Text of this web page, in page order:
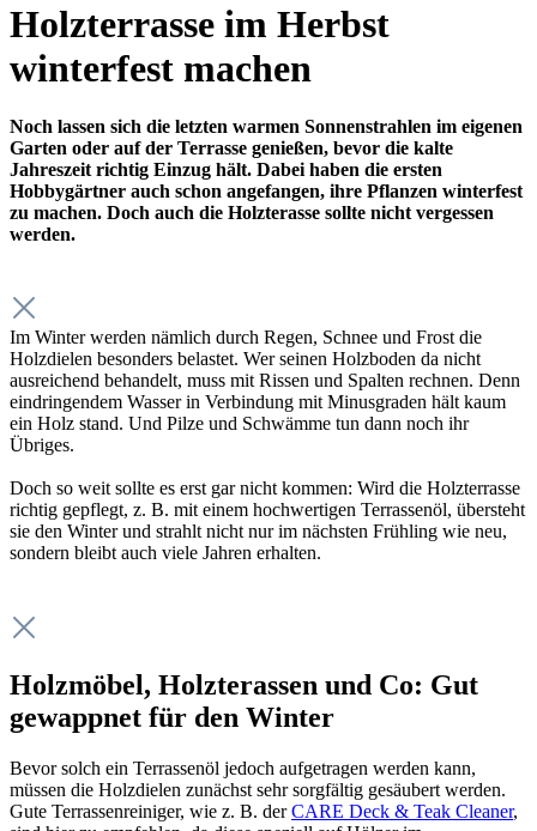
Holzterrasse im Herbst
winterfest machen
Noch lassen sich die letzten warmen Sonnenstrahlen im eigenen
Garten oder auf der Terrasse genießen, bevor die kalte
Jahreszeit richtig Einzug hält. Dabei haben die ersten
Hobbygärtner auch schon angefangen, ihre Pflanzen winterfest
zu machen. Doch auch die Holzterasse sollte nicht vergessen
werden.
Im Winter werden nämlich durch Regen, Schnee und Frost die
Holzdielen besonders belastet. Wer seinen Holzboden da nicht
ausreichend behandelt, muss mit Rissen und Spalten rechnen. Denn
eindringendem Wasser in Verbindung mit Minusgraden hält kaum
ein Holz stand. Und Pilze und Schwämme tun dann noch ihr
Übriges.
Doch so weit sollte es erst gar nicht kommen: Wird die Holzterrasse
richtig gepflegt, z. B. mit einem hochwertigen Terrassenöl, übersteht
sie den Winter und strahlt nicht nur im nächsten Frühling wie neu,
sondern bleibt auch viele Jahren erhalten.
Holzmöbel, Holzterassen und Co: Gut
gewappnet für den Winter
Bevor solch ein Terrassenöl jedoch aufgetragen werden kann,
müssen die Holzdielen zunächst sehr sorgfältig gesäubert werden.
Gute Terrassenreiniger, wie z. B. derCARE Deck & Teak Cleaner,